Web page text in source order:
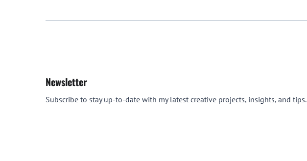
Newsletter
Subscribe to stay up-to-date with my latest creative projects, insights, and tips.